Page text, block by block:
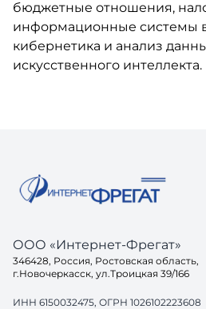
бюджетные отношения,
информационные системы
кибернетика и анализ
искусственного интеллекта.
ООО «Интернет-Фрегат»
346428, Россия, Ростовская область,
г.Новочеркасск, ул.Троицкая 39/166
ИНН 6150032475, ОГРН 1026102223608